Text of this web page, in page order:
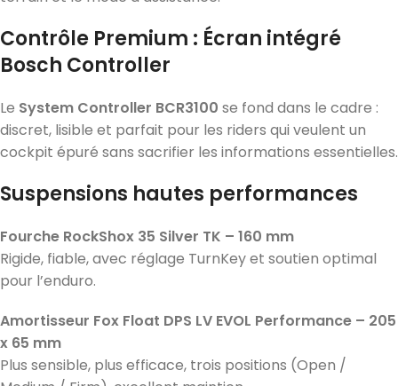
Contrôle Premium : Écran intégré
Bosch Controller
Le System Controller BCR3100 se fond dans le cadre :
discret, lisible et parfait pour les riders qui veulent un
cockpit épuré sans sacrifier les informations essentielles.
Suspensions hautes performances
Fourche RockShox 35 Silver TK – 160 mm
Rigide, fiable, avec réglage TurnKey et soutien optimal
pour l’enduro.
Amortisseur Fox Float DPS LV EVOL Performance – 205
x 65 mm
Plus sensible, plus efficace, trois positions (Open /